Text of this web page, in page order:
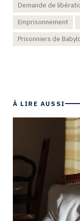
Demande de
Emprisonnement
Prisonniers de
À LIRE AUSSI